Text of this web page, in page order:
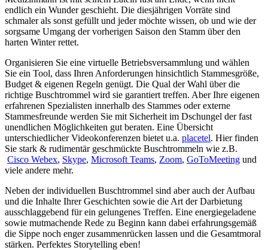
endlich ein Wunder geschieht. Die diesjährigen Vorräte sind
schmaler als sonst gefüllt und jeder möchte wissen, ob und wie der
sorgsame Umgang der vorherigen Saison den Stamm über den
harten Winter rettet.
Organisieren Sie eine virtuelle Betriebsversammlung und wählen
Sie ein Tool, dass Ihren Anforderungen hinsichtlich Stammesgröße,
Budget & eigenen Regeln genügt. Die Qual der Wahl über die
richtige Buschtrommel wird sie garantiert treffen. Aber Ihre eigenen
erfahrenen Spezialisten innerhalb des Stammes oder externe
Stammesfreunde werden Sie mit Sicherheit im Dschungel der fast
unendlichen Möglichkeiten gut beraten. Eine Übersicht
unterschiedlicher Videokonferenzen bietet u.a. placetel. Hier finden
Sie stark & rudimentär geschmückte Buschtrommeln wie z.B.
Cisco Webex, Skype, Microsoft Teams, Zoom, GoToMeeting und
viele andere mehr.
Neben der individuellen Buschtrommel sind aber auch der Aufbau
und die Inhalte Ihrer Geschichten sowie die Art der Darbietung
ausschlaggebend für ein gelungenes Treffen. Eine energiegeladene
sowie mutmachende Rede zu Beginn kann dabei erfahrungsgemäß
die Sippe noch enger zusammenrücken lassen und die Gesamtmoral
stärken. Perfektes Storytelling eben!